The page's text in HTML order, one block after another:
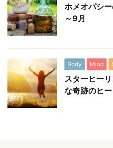
ホメオパシ
～9月
Body Mind
スターヒー
な奇跡のヒー